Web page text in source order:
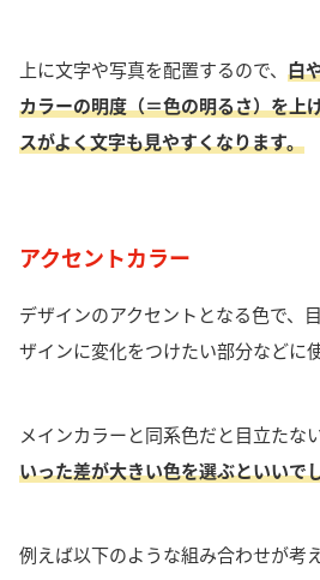
上に文字や写真を配置するので、 白
カラーの明度（＝色の明るさ）を上
スがよく文字も見やすくなります。
アクセントカラー
デザインのアクセントとなる色で、
ザインに変化をつけたい部分などに
メインカラーと同系色だと目立たない
いった差が大きい色を選ぶといいで
例えば以下のような組み合わせが考